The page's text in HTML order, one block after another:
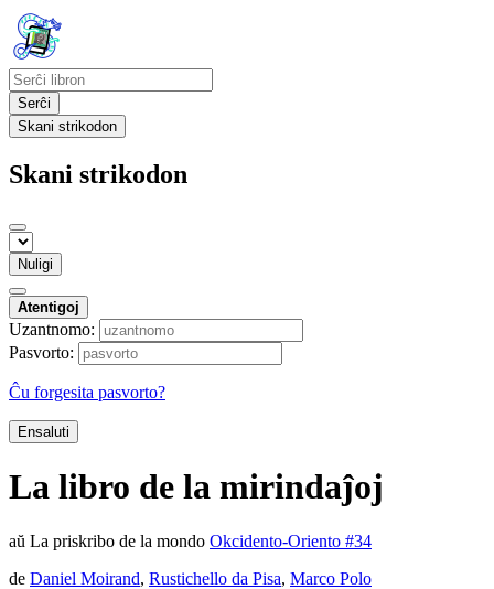
Serĉi
Skani strikodon
Skani strikodon
Nuligi
Atentigoj
Uzantnomo:
Pasvorto:
Ĉu forgesita pasvorto?
Ensaluti
La libro de la mirindaĵoj
aŭ La priskribo de la mondo Okcidento-Oriento #34
de Daniel Moirand, Rustichello da Pisa, Marco Polo